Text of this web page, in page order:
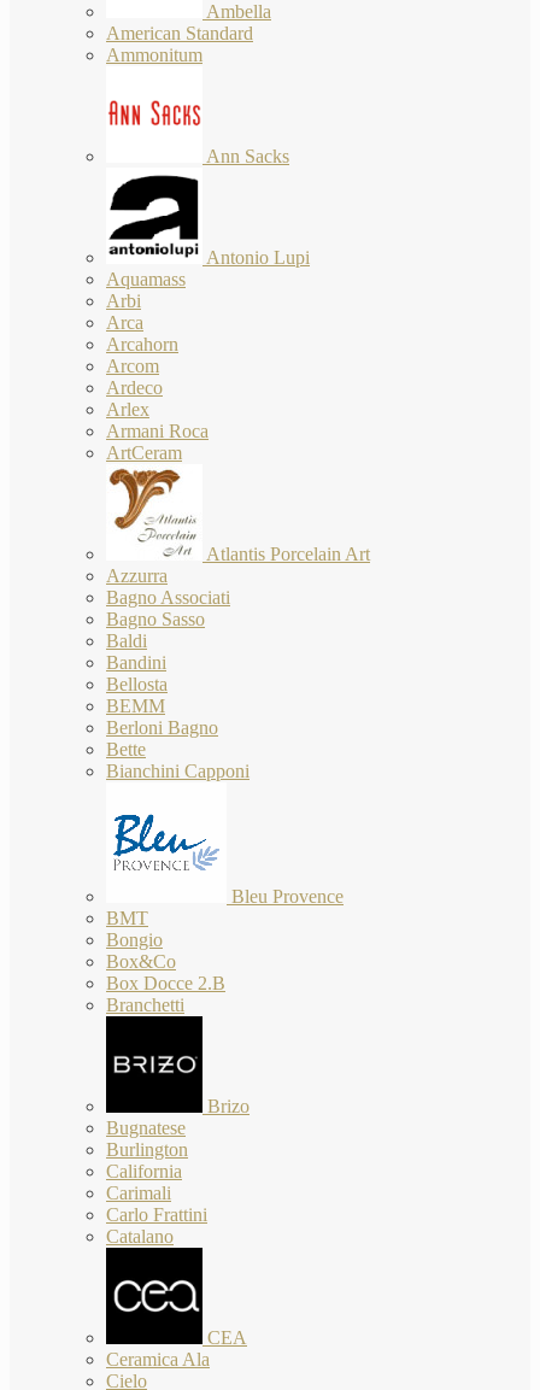
Ambella
American Standard
Ammonitum
Ann Sacks
Antonio Lupi
Aquamass
Arbi
Arca
Arcahorn
Arcom
Ardeco
Arlex
Armani Roca
ArtCeram
Atlantis Porcelain Art
Azzurra
Bagno Associati
Bagno Sasso
Baldi
Bandini
Bellosta
BEMM
Berloni Bagno
Bette
Bianchini Capponi
Bleu Provence
BMT
Bongio
Box&Co
Box Docce 2.B
Branchetti
Brizo
Bugnatese
Burlington
California
Carimali
Carlo Frattini
Catalano
CEA
Ceramica Ala
Cielo